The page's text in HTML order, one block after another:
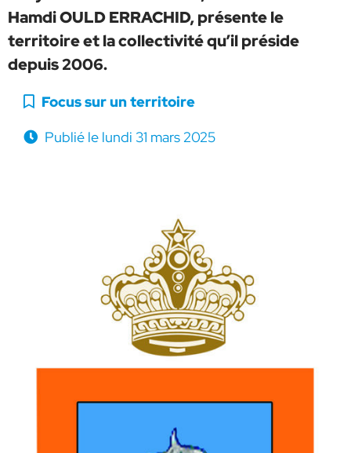
Hamdi OULD ERRACHID, présente le
territoire et la collectivité qu’il préside
depuis 2006.
Catégorie :
Focus sur un territoire
Publié le lundi 31 mars 2025